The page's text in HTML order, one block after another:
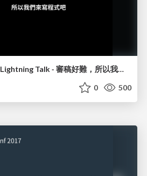
COSCUP 2018 Lightning Talk - 審稿好難，所以我們來寫程式吧
0 500